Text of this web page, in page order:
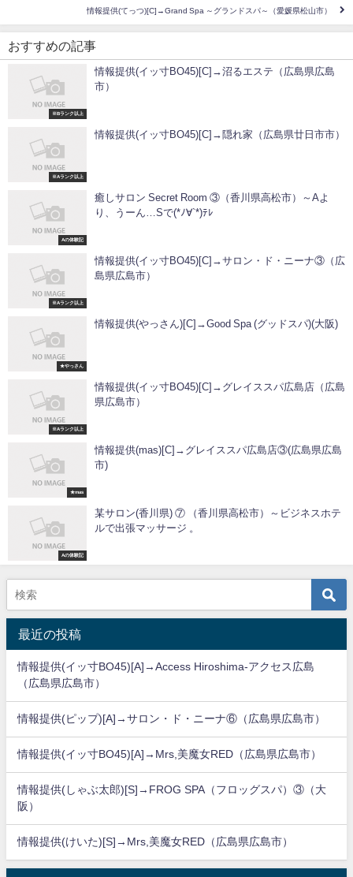
情報提供(てっつ)[C]→Grand Spa ～グランドスパ～（愛媛県松山市）
おすすめの記事
※Bランク以上
情報提供(イッ寸BO45)[C]→沼るエステ（広島県広島
市）
※Aランク以上
情報提供(イッ寸BO45)[C]→隠れ家（広島県廿日市市）
Aの体験記
癒しサロン Secret Room ③（香川県高松市）～Aよ
り、うーん…Sで(*ﾉ∀`*)ﾃﾚ
※Aランク以上
情報提供(イッ寸BO45)[C]→サロン・ド・ニーナ③（広
島県広島市）
★やっさん
情報提供(やっさん)[C]→Good Spa (グッドスパ)(大阪)
※Aランク以上
情報提供(イッ寸BO45)[C]→グレイススパ広島店（広島
県広島市）
★mas
情報提供(mas)[C]→グレイススパ広島店③(広島県広島
市)
Aの体験記
某サロン(香川県) ⑦ （香川県高松市）～ビジネスホテ
ルで出張マッサージ 。
最近の投稿
情報提供(イッ寸BO45)[A]→Access Hiroshima-アクセス広島
（広島県広島市）
情報提供(ピップ)[A]→サロン・ド・ニーナ⑥（広島県広島市）
情報提供(イッ寸BO45)[A]→Mrs,美魔女RED（広島県広島市）
情報提供(しゃぶ太郎)[S]→FROG SPA（フロッグスパ）③（大
阪）
情報提供(けいた)[S]→Mrs,美魔女RED（広島県広島市）